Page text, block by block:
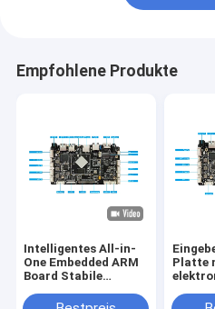
Empfohlene Produkte
Intelligentes All-in-
One Embedded ARM
Board Stabile
Anzeigegerät
Platte